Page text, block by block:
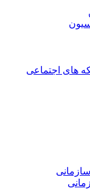
های اجتماعی